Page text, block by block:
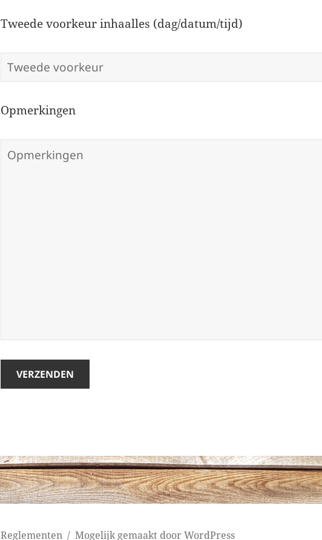
Tweede voorkeur inhaalles (dag/datum/tijd)
Opmerkingen
Reglementen Mogelijk gemaakt door WordPress